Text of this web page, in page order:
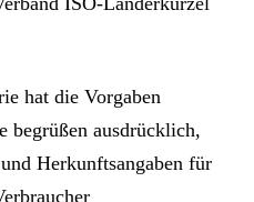
hat die Vorgaben
begrüßen ausdrücklich,
Herkunftsangaben für